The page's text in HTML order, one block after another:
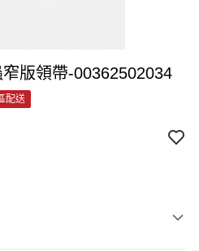
版領帶-00362502034
配送